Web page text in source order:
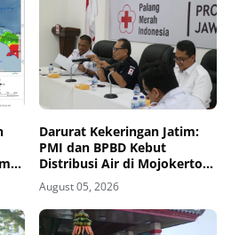
Darurat Kekeringan Jatim:
PMI dan BPBD Kebut
Distribusi Air di Mojokerto-
Pasuruan
August 05, 2026